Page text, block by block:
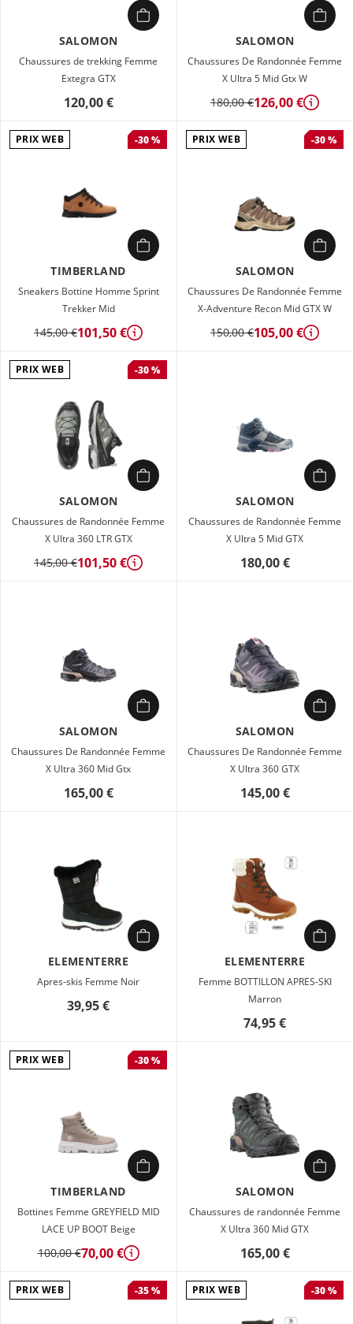
SALOMON
Chaussures de trekking Femme
Extegra GTX
120,00 €
SALOMON
Chaussures De Randonnée Femme
X Ultra 5 Mid Gtx W
180,00 €126,00 € Détails
PRIX WEB -30 %
TIMBERLAND
Sneakers Bottine Homme Sprint
Trekker Mid
145,00 €101,50 € Détails
PRIX WEB -30 %
SALOMON
Chaussures De Randonnée Femme
X-Adventure Recon Mid GTX W
150,00 €105,00 € Détails
PRIX WEB -30 %
SALOMON
Chaussures de Randonnée Femme
X Ultra 360 LTR GTX
145,00 €101,50 € Détails
SALOMON
Chaussures de Randonnée Femme
X Ultra 5 Mid GTX
180,00 €
SALOMON
Chaussures De Randonnée Femme
X Ultra 360 Mid Gtx
165,00 €
SALOMON
Chaussures De Randonnée Femme
X Ultra 360 GTX
145,00 €
ELEMENTERRE
Apres-skis Femme Noir
39,95 €
ELEMENTERRE
Femme BOTTILLON APRES-SKI
Marron
74,95 €
PRIX WEB -30 %
TIMBERLAND
Bottines Femme GREYFIELD MID
LACE UP BOOT Beige
100,00 €70,00 € Détails
SALOMON
Chaussures de randonnée Femme
X Ultra 360 Mid GTX
165,00 €
PRIX WEB -35 % PRIX WEB -30 %